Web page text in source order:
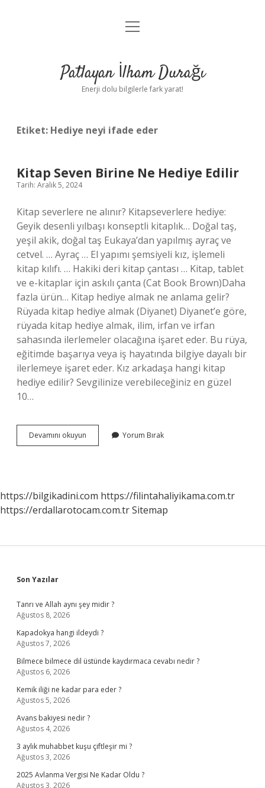
Anasayfa
Yasal Uyarı
menüyü
Patlayan İlham Durağı
Enerji dolu bilgilerle fark yarat!
Etiket: Hediye neyi ifade eder
Kitap Seven Birine Ne Hediye Edilir
Tarih: Aralık 5, 2024
Kitap severlere ne alınır? Kitapseverlere hediye:
Geyik desenli yılbaşı konseptli kitaplık… Doğal taş,
yeşil akik, doğal taş Eukaya’dan yapılmış ayraç ve
cetvel. … Ayraç … El yapımı şemsiyeli kız, işlemeli
kitap kılıfı. … Hakiki deri kitap çantası … Kitap, tablet
ve e-kitaplar için askılı çanta (Cat Book Brown)Daha
fazla ürün… Kitap hediye almak ne anlama gelir?
Rüyada kitap hediye almak (Diyanet) Diyanet’e göre,
rüyada kitap hediye almak, ilim, irfan ve irfan
sahasında ilerlemeler olacağına işaret eder. Bu rüya,
eğitimde başarıya veya iş hayatında bilgiye dayalı bir
ilerlemeye işaret eder. Kız arkadaşa hangi kitap
hediye edilir? Sevgilinize verebileceğiniz en güzel
10…
Devamını okuyun
Seven
Yorum Bırak
https://bilgikadini.com https://filintahaliyikama.com.tr
https://erdallarotocam.com.trSitemap
Sidebar
Son Yazılar
Tanrı ve Allah aynı şey midir ?
Ağustos 8, 2026
Kapadokya hangi ildeydi ?
Ağustos 7, 2026
Bilmece bilmece dil üstünde kaydırmaca cevabı nedir ?
Ağustos 6, 2026
Kemik iliği ne kadar para eder ?
Ağustos 5, 2026
Avans bakiyesi nedir ?
Ağustos 4, 2026
3 aylık muhabbet kuşu çiftleşir mi ?
Ağustos 3, 2026
2025 Avlanma Vergisi Ne Kadar Oldu ?
Ağustos 3, 2026